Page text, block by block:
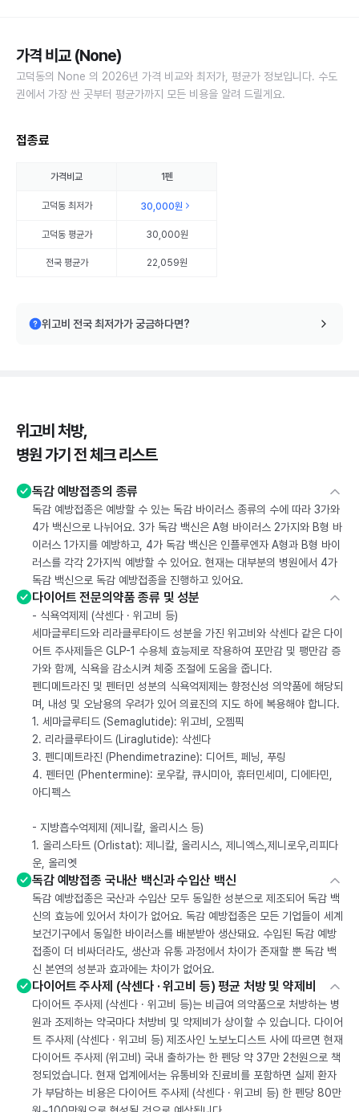
가격 비교 (None)
고덕동의 None 의 2026년 가격 비교와 최저가, 평균가 정보입니다. 수도
권에서 가장 싼 곳부터 평균가까지 모든 비용을 알려 드릴게요.
접종료
가격비교 1펜
고덕동최저가 30,000원
고덕동평균가 30,000원
전국 평균가 22,059원
위고비 전국 최저가가 궁금하다면?
위고비 처방,
병원 가기 전 체크 리스트
독감 예방접종의 종류
독감 예방접종은 예방할 수 있는 독감 바이러스 종류의 수에 따라 3가와
4가 백신으로 나뉘어요. 3가 독감 백신은 A형 바이러스 2가지와 B형 바
이러스 1가지를 예방하고, 4가 독감 백신은 인플루엔자 A형과 B형 바이
러스를 각각 2가지씩 예방할 수 있어요. 현재는 대부분의 병원에서 4가
독감 백신으로 독감 예방접종을 진행하고 있어요.
다이어트 전문의약품 종류 및 성분
- 식욕억제제 (삭센다 · 위고비 등)
세마글루티드와 리라클루타이드 성분을 가진 위고비와 삭센다 같은 다이
어트 주사제들은 GLP-1 수용체 효능제로 작용하여 포만감 및 팽만감 증
가와 함께, 식욕을 감소시켜 체중 조절에 도움을 줍니다.
펜디메트라진 및 펜터민 성분의 식욕억제제는 향정신성 의약품에 해당되
며, 내성 및 오남용의 우려가 있어 의료진의 지도 하에 복용해야 합니다.
1. 세마글루티드 (Semaglutide): 위고비, 오젬픽
2. 리라클루타이드 (Liraglutide): 삭센다
3. 펜디메트라진 (Phendimetrazine): 디어트, 페닝, 푸링
4. 펜터민 (Phentermine): 로우칼, 큐시미아, 휴터민세미, 디에타민,
아디펙스
- 지방흡수억제제 (제니칼, 올리시스 등)
1. 올리스타트 (Orlistat): 제니칼, 올리시스, 제니엑스,제니로우,리피다
운, 올리엣
독감 예방접종 국내산 백신과 수입산 백신
독감 예방접종은 국산과 수입산 모두 동일한 성분으로 제조되어 독감 백
신의 효능에 있어서 차이가 없어요. 독감 예방접종은 모든 기업들이 세계
보건기구에서 동일한 바이러스를 배분받아 생산돼요. 수입된 독감 예방
접종이 더 비싸더라도, 생산과 유통 과정에서 차이가 존재할 뿐 독감 백
신 본연의 성분과 효과에는 차이가 없어요.
다이어트 주사제 (삭센다 · 위고비 등) 평균 처방 및 약제비
다이어트 주사제 (삭센다 · 위고비 등)는 비급여 의약품으로 처방하는 병
원과 조제하는 약국마다 처방비 및 약제비가 상이할 수 있습니다. 다이어
트 주사제 (삭센다 · 위고비 등) 제조사인 노보노디스트 사에 따르면 현재
다이어트 주사제 (위고비) 국내 출하가는 한 펜당 약 37만 2천원으로 책
정되었습니다. 현재 업계에서는 유통비와 진료비를 포함하면 실제 환자
가 부담하는 비용은 다이어트 주사제 (삭센다 · 위고비 등) 한 펜당 80만